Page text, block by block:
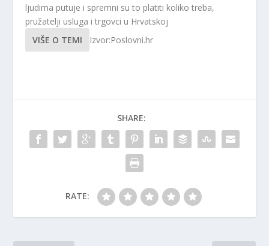
ljudima putuje i spremni su to platiti koliko treba,
pružatelji usluga i trgovci u Hrvatskoj
VIŠE O TEMI
Izvor:Poslovni.hr
SHARE:
RATE: